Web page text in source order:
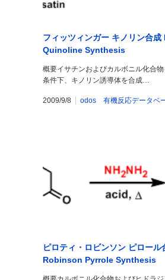
フィッツィンガー キノリン合
Quinoline Synthesis
概要イサチンおよびカルボニル化合
条件下、キノリン誘導体を合成…
2009/9/8 odos 有機反応データベ
ピロティ・ロビンソン ピロー
Robinson Pyrrole Synthesis